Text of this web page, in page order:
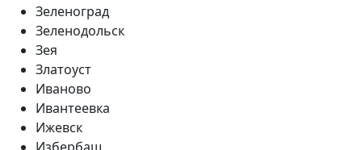
Зеленоград
Зеленодольск
Зея
Златоуст
Иваново
Ивантеевка
Ижевск